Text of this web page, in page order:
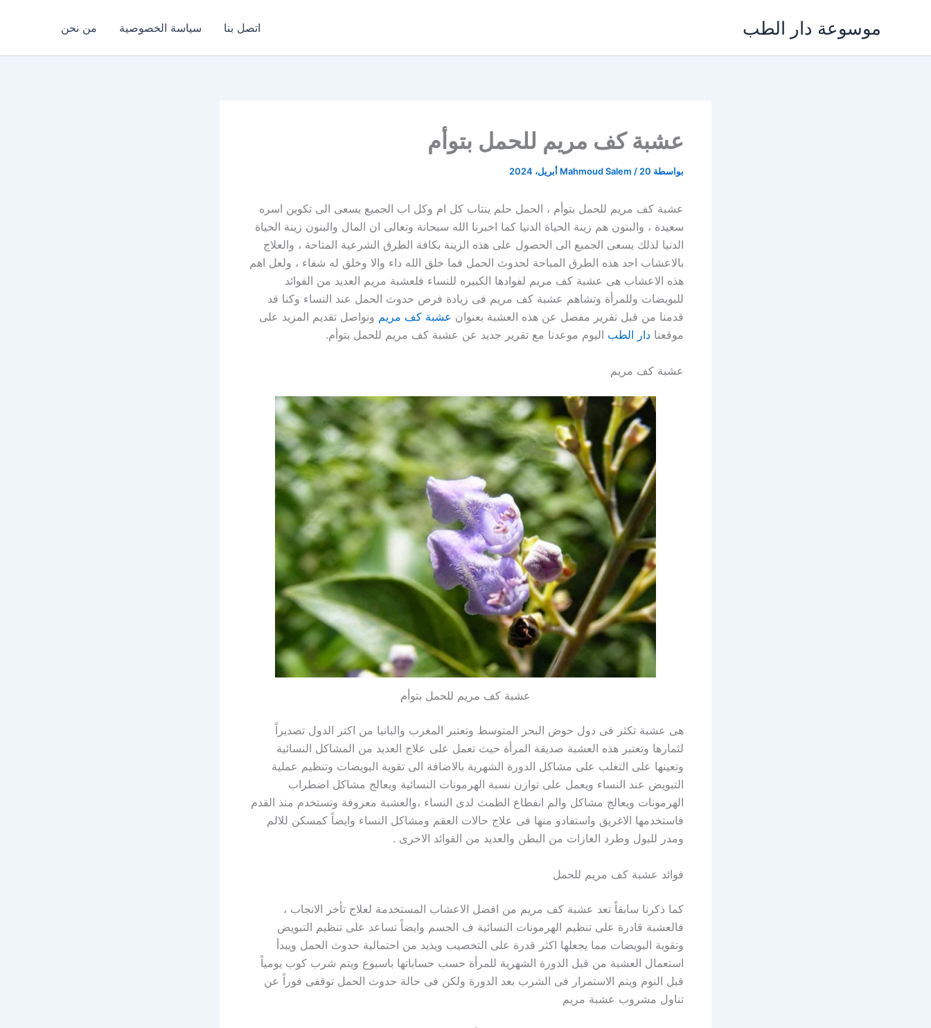
موسوعة دار الطب اتصل بنا سياسة الخصوصية من نحن
عشبة كف مريم للحمل بتوأم
بواسطة Mahmoud Salem / 20 أبريل، 2024
عشبة كف مريم للحمل بتوأم ، الحمل حلم ينتاب كل ام وكل اب الجميع يسعى الى تكوين اسره
سعيدة ، والبنون هم زينة الحياة الدنيا كما اخبرنا الله سبحانة وتعالى ان المال والبنون زينة الحياة
الدنيا لذلك يسعى الجميع الى الحصول على هذه الزينة بكافة الطرق الشرعية المتاحة ، والعلاج
بالاعشاب احد هذه الطرق المباحة لحدوث الحمل فما خلق الله داء والا وخلق له شفاء ، ولعل اهم
هذه الاعشاب هى عشبة كف مريم لفوادها الكبيره للنساء فلعشبة مريم العديد من الفوائد
للبويضات وللمرأة وتشاهم عشبة كف مريم فى زيادة فرص حدوث الحمل عند النساء وكنا قد
قدمنا من قبل تقرير مفصل عن هذه العشبة بعنوان عشبة كف مريم ونواصل تقديم المزيد على
موقعنا دار الطب اليوم موعدنا مع تقرير جديد عن عشبة كف مريم للحمل بتوأم.
عشبة كف مريم
عشبة كف مريم للحمل بتوأم
هى عشبة تكثر فى دول حوض البحر المتوسط وتعتبر المغرب والبانيا من اكتر الدول تصديراً
لثمارها وتعتبر هذه العشبة صديقة المرأة حيث تعمل على علاج العديد من المشاكل النسائية
وتعينها على التغلب على مشاكل الدورة الشهرية بالاضافة الى تقوية البويضات وتنظيم عملية
التبويض عند النساء ويعمل على توازن نسبة الهرمونات النسائية ويعالج مشاكل اضطراب
الهرمونات ويعالج مشاكل والم انفطاع الطمث لدى النساء ،والعشبة معروفة وتستخدم منذ القدم
فاستخدمها الاغريق واستفادو منها فى علاج حالات العقم ومشاكل النساء وايضاً كمسكن للالم
ومدر للبول وطرد الغازات من البطن والعديد من الفوائد الاخرى .
فوائد عشبة كف مريم للحمل
كما ذكرنا سابقاً تعد عشبة كف مريم من افضل الاعشاب المستخدمة لعلاج تأخر الانجاب ،
فالعشبة قادرة على تنظيم الهرمونات النسائية ف الجسم وايضاً تساعد على تنظيم التبويض
وتقوية البويضات مما يجعلها اكثر قدرة على التخصيب ويذيد من احتمالية حدوث الحمل ويبدأ
استعمال العشبة من قبل الدورة الشهرية للمرأة حسب حساباتها باسبوع ويتم شرب كوب يومياً
قبل النوم ويتم الاستمرار فى الشرب بعد الدورة ولكن فى حالة حدوث الحمل توقفى فوراً عن
تناول مشروب عشبة مريم